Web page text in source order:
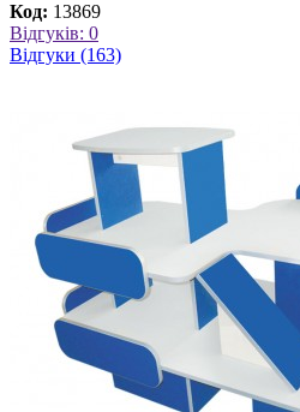
Код: 13869
Відгуків: 0
Відгуки (163)